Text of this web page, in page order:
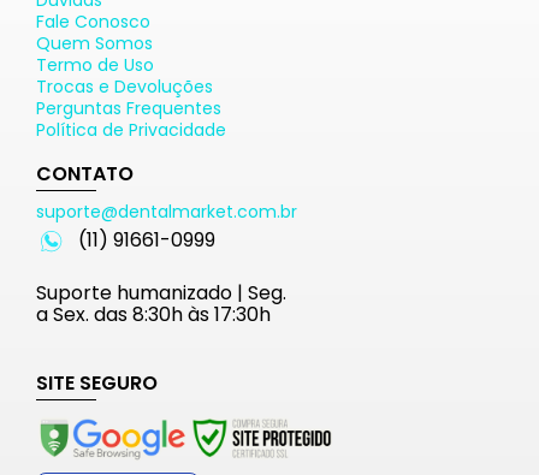
Fale Conosco
Quem Somos
Termo de Uso
Trocas e Devoluções
Perguntas Frequentes
Política de Privacidade
CONTATO
suporte@dentalmarket.com.br
(11) 91661-0999
Suporte humanizado | Seg.
a Sex. das 8:30h às 17:30h
SITE SEGURO